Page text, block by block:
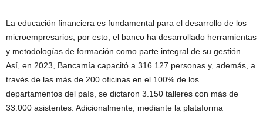
La educación financiera es fundamental para el desarrollo de los
microempresarios, por esto, el banco ha desarrollado herramientas
y metodologías de formación como parte integral de su gestión.
Así, en 2023, Bancamía capacitó a 316.127 personas y, además, a
través de las más de 200 oficinas en el 100% de los
departamentos del país, se dictaron 3.150 talleres con más de
33.000 asistentes. Adicionalmente, mediante la plataforma